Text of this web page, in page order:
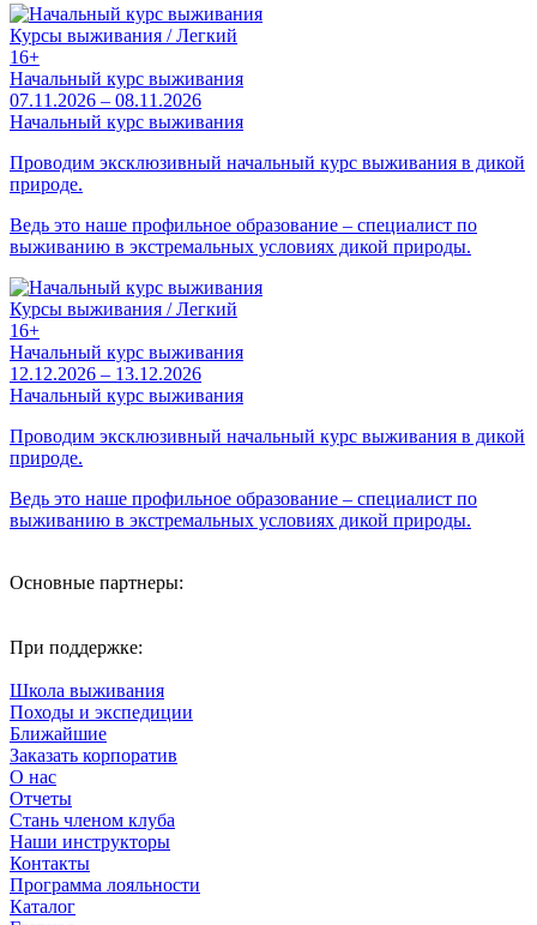
Курсы выживания / Легкий
16+
Начальный курс выживания
07.11.2026 – 08.11.2026
Начальный курс выживания
Проводим эксклюзивный начальный курс выживания в дикой
природе.
Ведь это наше профильное образование – специалист по
выживанию в экстремальных условиях дикой природы.
Курсы выживания / Легкий
16+
Начальный курс выживания
12.12.2026 – 13.12.2026
Начальный курс выживания
Проводим эксклюзивный начальный курс выживания в дикой
природе.
Ведь это наше профильное образование – специалист по
выживанию в экстремальных условиях дикой природы.
Основные партнеры:
При поддержке:
Школа выживания
Походы и экспедиции
Ближайшие
Заказать корпоратив
О нас
Отчеты
Стань членом клуба
Наши инструкторы
Контакты
Программа лояльности
Каталог